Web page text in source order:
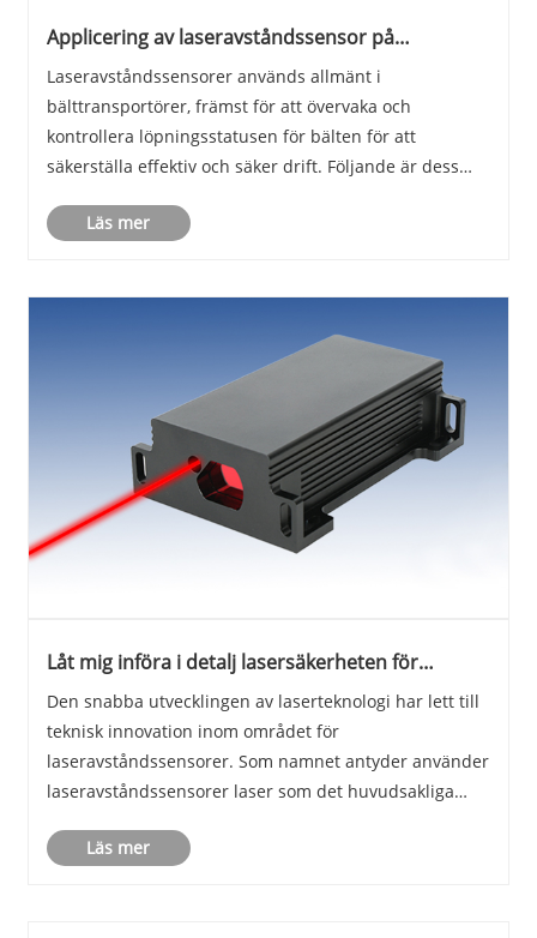
Applicering av laseravståndssensor på
Laseravståndssensorer används allmänt i
bälttransportörer, främst för att övervaka och
kontrollera löpningsstatusen för bälten för att
säkerställa effektiv och säker drift. Följande är dess
Läs mer
Låt mig införa i detalj lasersäkerheten för
Den snabba utvecklingen av laserteknologi har lett till
teknisk innovation inom området för
laseravståndssensorer. Som namnet antyder använder
laseravståndssensorer laser som det huvudsakliga
lasermätningsmaterialet på marknaden främst
Läs mer